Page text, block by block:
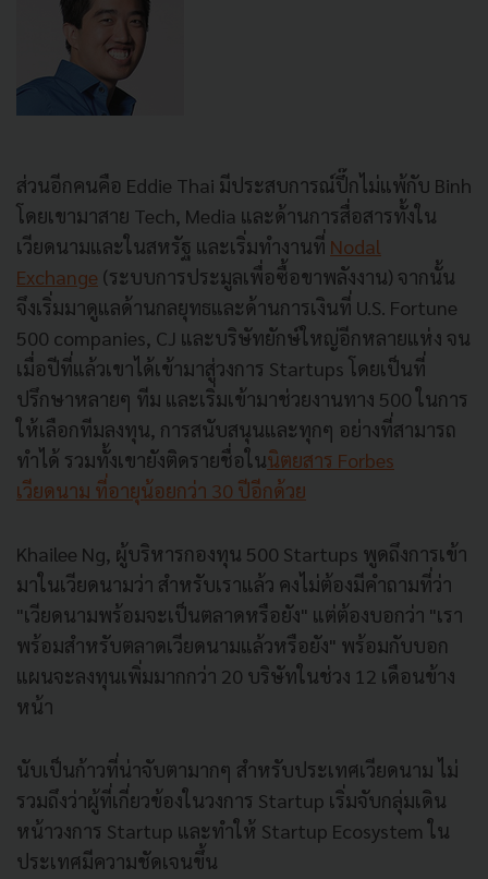
ส่วนอีกคนคือ Eddie Thai มีประสบการณ์ปึ๊กไม่แพ้กับ Binh
โดยเขามาสาย Tech, Media และด้านการสื่อสารทั้งใน
เวียดนามและในสหรัฐ และเริ่มทำงานที่ Nodal
Exchange (ระบบการประมูลเพื่อซื้อขาพลังงาน) จากนั้น
จึงเริ่มมาดูแลด้านกลยุทธและด้านการเงินที่ U.S. Fortune
500 companies, CJ และบริษัทยักษ์ใหญ่อีกหลายแห่ง จน
เมื่อปีที่แล้วเขาได้เข้ามาสู่วงการ Startups โดยเป็นที่
ปรึกษาหลายๆ ทีม และเริ่มเข้ามาช่วยงานทาง 500 ในการ
ให้เลือกทีมลงทุน, การสนับสนุนและทุกๆ อย่างที่สามารถ
ทำได้ รวมทั้งเขายังติดรายชื่อในนิตยสาร Forbes
เวียดนาม ที่อายุน้อยกว่า 30 ปีอีกด้วย
Khailee Ng, ผู้บริหารกองทุน 500 Startups พูดถึงการเข้า
มาในเวียดนามว่า สำหรับเราแล้ว คงไม่ต้องมีคำถามที่ว่า
"เวียดนามพร้อมจะเป็นตลาดหรือยัง" แต่ต้องบอกว่า "เรา
พร้อมสำหรับตลาดเวียดนามแล้วหรือยัง" พร้อมกับบอก
แผนจะลงทุนเพิ่มมากกว่า 20 บริษัทในช่วง 12 เดือนข้าง
หน้า
นับเป็นก้าวที่น่าจับตามากๆ สำหรับประเทศเวียดนาม ไม่
รวมถึงว่าผู้ที่เกี่ยวข้องในวงการ Startup เริ่มจับกลุ่มเดิน
หน้าวงการ Startup และทำให้ Startup Ecosystem ใน
ประเทศมีความชัดเจนขึ้น